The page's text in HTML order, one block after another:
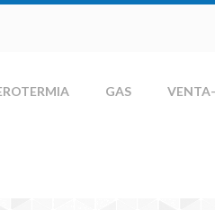
GAS